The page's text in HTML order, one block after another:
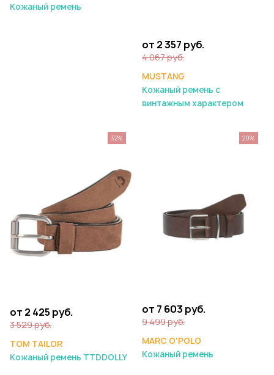
Кожаный ремень
от 2 357 руб.
4 067 руб.
MUSTANG
Кожаный ремень с
винтажным характером
от 2 425 руб.
3 529 руб.
TOM TAILOR
Кожаный ремень TTDDOLLY
32%
от 7 603 руб.
9 499 руб.
MARC O'POLO
Кожаный ремень
20%